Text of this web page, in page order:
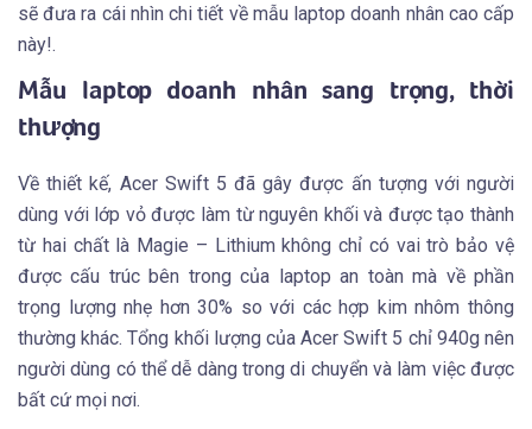
sẽ đưa ra cái nhìn chi tiết về mẫu laptop doanh nhân cao cấp
này!.
Mẫu laptop doanh nhân sang trọng, thời
thượng
Về thiết kế, Acer Swift 5 đã gây được ấn tượng với người
dùng với lớp vỏ được làm từ nguyên khối và được tạo thành
từ hai chất là Magie – Lithium không chỉ có vai trò bảo vệ
được cấu trúc bên trong của laptop an toàn mà về phần
trọng lượng nhẹ hơn 30% so với các hợp kim nhôm thông
thường khác. Tổng khối lượng của Acer Swift 5 chỉ 940g nên
người dùng có thể dễ dàng trong di chuyển và làm việc được
bất cứ mọi nơi.